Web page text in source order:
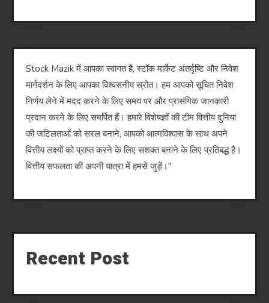
Stock Mazik में आपका स्वागत है, स्टॉक मार्केट अंतर्दृष्टि और निवेश
मार्गदर्शन के लिए आपका विश्वसनीय स्रोत। हम आपको सूचित निवेश
निर्णय लेने में मदद करने के लिए समय पर और प्रासंगिक जानकारी
प्रदान करने के लिए समर्पित हैं। हमारे विशेषज्ञों की टीम वित्तीय दुनिया
की जटिलताओं को सरल बनाने, आपको आत्मविश्वास के साथ अपने
वित्तीय लक्ष्यों को प्राप्त करने के लिए सशक्त बनाने के लिए प्रतिबद्ध है।
वित्तीय सफलता की अपनी यात्रा में हमसे जुड़ें।"
Recent Post